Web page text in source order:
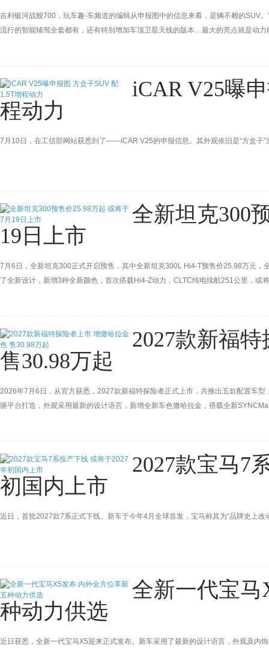
吉利银河战舰700，玩车趣-车频道的编辑从申报图中的信息来看，是辆不赖的SUV
流行的智能辅驾全套都有，还有特别增加车顶卫星天线的版本…最大的亮点就是动
iCAR V25曝
程动力
7月10日，在工信部网站获悉到了——iCAR V25的申报信息。其外观依旧是“方盒子
全新坦克300
19日上市
7月6日，全新坦克300正式开启预售，其中全新坦克300L Hi4-T预售价25.98万元
了全新设计，新增3种全新颜色，首次搭载Hi4-Z动力，CLTC纯电续航251公里，或
2027款新福
售30.98万起
2026年7月6日，从官方获悉，2027款新福特探险者正式上市，共推出五款配置车
驱平台打造，外观采用最新的设计语言，新增全新车色撒哈拉金，搭载全新
2027款宝马7
初国内上市
近日，首批2027款7系正式下线。新车于今年4月全球首发，宝马称其为“品牌史上改
全新一代宝
种动力供选
近日获悉，全新一代宝马X5迎来正式发布。新车采用了最新的设计语言，外观及内